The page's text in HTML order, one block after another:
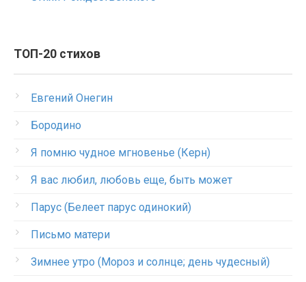
ТОП-20 стихов
Евгений Онегин
Бородино
Я помню чудное мгновенье (Керн)
Я вас любил, любовь еще, быть может
Парус (Белеет парус одинокий)
Письмо матери
Зимнее утро (Мороз и солнце; день чудесный)